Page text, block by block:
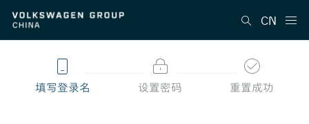
CN
填写登录名 设置密码 重置成功